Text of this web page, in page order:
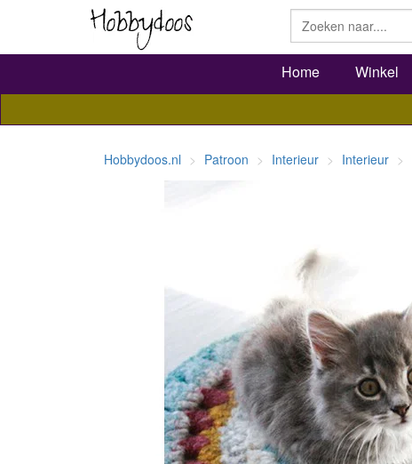
Home Winkel
Hobbydoos.nl Patroon Interieur Interieur